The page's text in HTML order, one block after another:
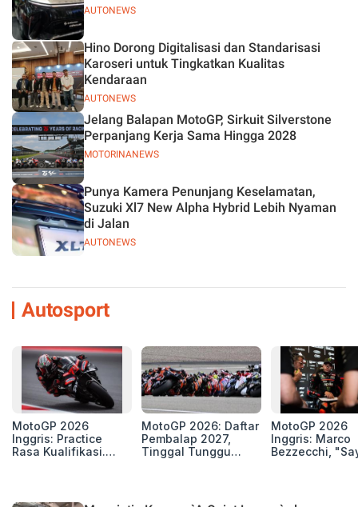
AUTONEWS
AUTONEWS
Hino Dorong Digitalisasi dan Standarisasi
Karoseri untuk Tingkatkan Kualitas
Kendaraan
MOTORINANEWS
Jelang Balapan MotoGP, Sirkuit Silverstone
Perpanjang Kerja Sama Hingga 2028
AUTONEWS
Punya Kamera Penunjang Keselamatan,
Suzuki Xl7 New Alpha Hybrid Lebih Nyaman
di Jalan
Autosport
MotoGP 2026
Inggris: Practice
Rasa Kualifikasi.
Silverstone!
MotoGP 2026: Daftar
Pembalap 2027,
Tinggal Tunggu
MotoGP 2026
Inggris: Marco
Bezzecchi,